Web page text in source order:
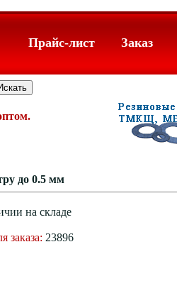
Прайс-лист Заказ
до 0.5 мм
на складе
заказа: 23896